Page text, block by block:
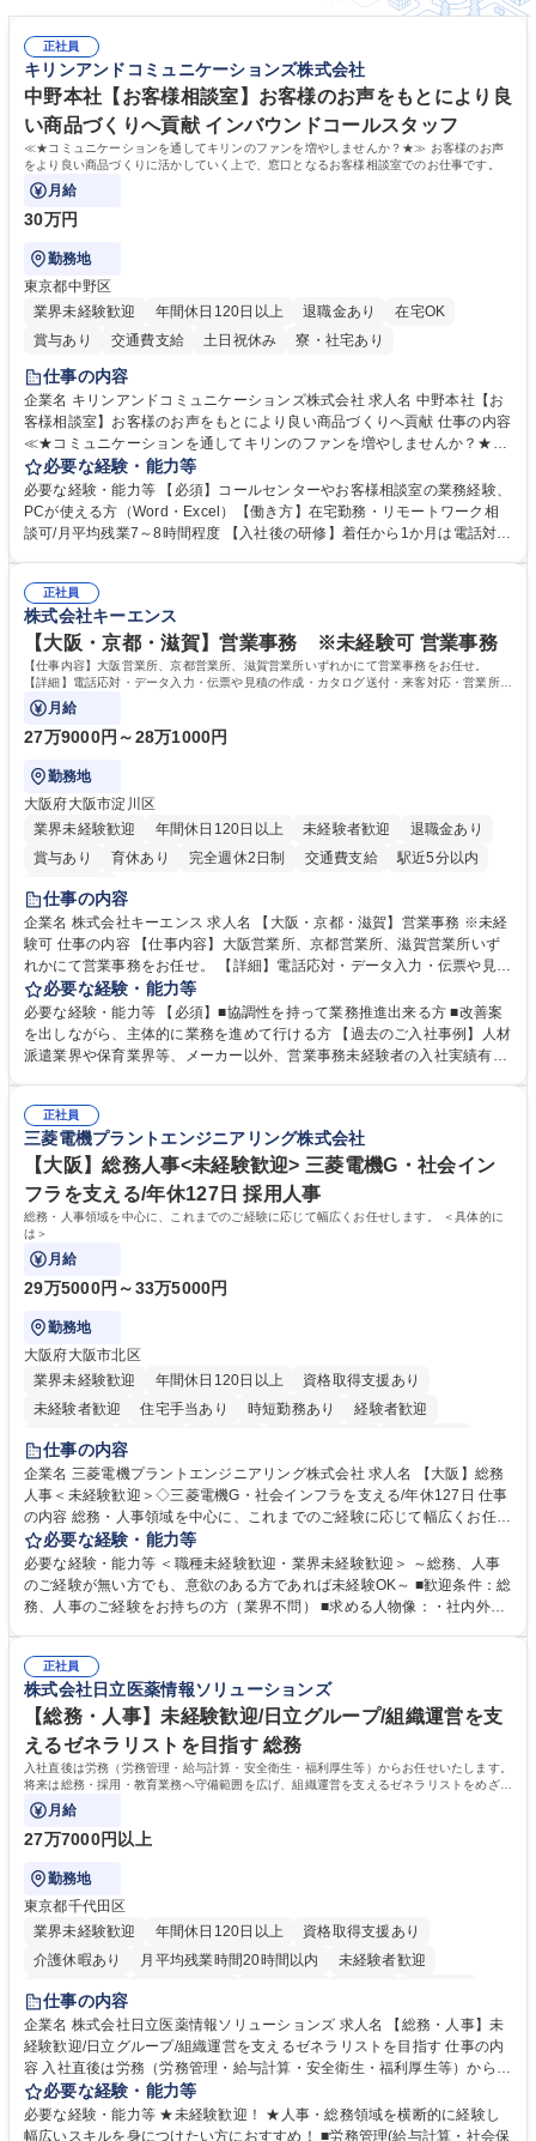
正社員
キリンアンドコミュニケーションズ株式会社
中野本社【お客様相談室】お客様のお声をもとにより良
い商品づくりへ貢献 インバウンドコールスタッフ
≪★コミュニケーションを通してキリンのファンを増やしませんか？★≫ お客様のお声
をより良い商品づくりに活かしていく上で、窓口となるお客様相談室でのお仕事です。
月給
30万円
勤務地
東京都中野区
業界未経験歓迎
年間休日120日以上 退職金あり
在宅OK
賞与あり
交通費支給 土日祝休み 寮・社宅あり
仕事の内容
企業名 キリンアンドコミュニケーションズ株式会社 求人名 中野本社【お
客様相談室】お客様のお声をもとにより良い商品づくりへ貢献 仕事の内容
≪★コミュニケーションを通してキリンのファンを増やしませんか？★≫
お客様のお声をより良い商品づくりに活かしていく上で、窓口となるお客
様相談室でのお仕事です。 日々お客様からいただくキリングループへのご
意見を、企業活動に活かしています。お客様からの声に迅速かつ誠意をも
って対応、情報提供するとともにグループ内活動に反映しています。 【具
平均100件前後■メール・手紙：同上40件前後 募集職種 中野本社【お客様
相談室】お客様のお声をもとにより良い商品づくりへ貢献
必要な経験・能力等
必要な経験・能力等 【必須】コールセンターやお客様相談室の業務経験、
PCが使える方（Word・Excel）【働き方】在宅勤務・リモートワーク相
談可/月平均残業7～8時間程度 【入社後の研修】着任から1か月は電話対応
すのでご安心ください。 【当社について】キリングループの広報機能を担
う会社として、お客様との出会いを大切にし、磨き上げたホスピタリティ
を込めてコミュニケーションをとりながら広報関連業務を行っておりま
す。 学歴・資格 学歴：大学院 大学 高専 短大 専修学校 高校 語学力： 資
格：
正社員
株式会社キーエンス
【大阪・京都・滋賀】営業事務 ※未経験可 営業事務
【仕事内容】大阪営業所、京都営業所、滋賀営業所いずれかにて営業事務をお任せ。
【詳細】電話応対・データ入力・伝票や見積の作成・カタログ送付・来客対応・営業所内
で発生する事務業務や業務改善をお任せ。
月給
27万9000円～28万1000円
勤務地
大阪府大阪市淀川区
業界未経験歓迎
年間休日120日以上 未経験者歓迎
退職金あり
賞与あり
育休あり 完全週休2日制 交通費支給
駅近5分以内
土日祝休み
仕事の内容
企業名 株式会社キーエンス 求人名 【大阪・京都・滋賀】営業事務 ※未経
験可 仕事の内容 【仕事内容】大阪営業所、京都営業所、滋賀営業所いず
れかにて営業事務をお任せ。 【詳細】電話応対・データ入力・伝票や見積
の作成・カタログ送付・来客対応・営業所内で発生する事務業務や業務改
善をお任せ。 【教育制度】ご入社後、育成担当とペアになりながらOJTに
て業務を覚えていただくことが可能です。業務システムがきちんと構築さ
れているため、スムーズに仕事に慣れることができる環境です。また、
募集職種 【大阪・京都・滋賀】営業事務 ※未経験可
必要な経験・能力等
必要な経験・能力等 【必須】■協調性を持って業務推進出来る方 ■改善案
を出しながら、主体的に業務を進めて行ける方 【過去のご入社事例】人材
派遣業界や保育業界等、メーカー以外、営業事務未経験者の入社実績有
えて、お客様や社員の状況に合わせ、能動的なサポート、改善の動きも期
待され。組織を支えるスペシャリストとして、チームに貢献し、結果的に
社員から頼られる存在になることができます。平均19:30の退勤以降の業
務の持ち帰りも禁止されており、メリハリのある働き方となります。 学
歴・資格 学歴：大学院 大学 高専 短大 語学力： 資格：
正社員
三菱電機プラントエンジニアリング株式会社
【大阪】総務人事<未経験歓迎> 三菱電機G・社会イン
フラを支える/年休127日 採用人事
総務・人事領域を中心に、これまでのご経験に応じて幅広くお任せします。 ＜具体的に
は＞
月給
29万5000円～33万5000円
勤務地
大阪府大阪市北区
業界未経験歓迎
年間休日120日以上
資格取得支援あり
未経験者歓迎
住宅手当あり 時短勤務あり
経験者歓迎
退職金あり
駅近5分以内
土日祝休み 服装自由 寮・社宅あり 食事補助あり
仕事の内容
企業名 三菱電機プラントエンジニアリング株式会社 求人名 【大阪】総務
人事＜未経験歓迎＞◇三菱電機G・社会インフラを支える/年休127日 仕事
の内容 総務・人事領域を中心に、これまでのご経験に応じて幅広くお任せ
します。 ＜具体的には＞ ・総務/人事労務（給与・社保・勤怠管理など）
・採用・教育研修 ・福利厚生運用 など ※基本的には事務所勤務ですが、
採用や教育等の業務内容により、関西圏以外への日帰り・宿泊を伴う国内
出張もございます。 ※担当業務を持ちつつ、お互いに助け合いながら、総
必要な経験・能力等
必要な経験・能力等 ＜職種未経験歓迎・業界未経験歓迎＞ ～総務、人事
のご経験が無い方でも、意欲のある方であれば未経験OK～ ■歓迎条件：総
務、人事のご経験をお持ちの方（業界不問） ■求める人物像：・社内外の
正社員
株式会社日立医薬情報ソリューションズ
【総務・人事】未経験歓迎/日立グループ/組織運営を支
えるゼネラリストを目指す 総務
入社直後は労務（労務管理・給与計算・安全衛生・福利厚生等）からお任せいたします。
将来は総務・採用・教育業務へ守備範囲を広げ、組織運営を支えるゼネラリストをめざせ
ます。
月給
27万7000円以上
勤務地
東京都千代田区
業界未経験歓迎
年間休日120日以上
資格取得支援あり
介護休暇あり
月平均残業時間20時間以内
未経験者歓迎
住宅手当あり
育休あり
完全週休2日制 交通費支給 土日祝休み 寮・社宅あり
仕事の内容
企業名 株式会社日立医薬情報ソリューションズ 求人名 【総務・人事】未
経験歓迎/日立グループ/組織運営を支えるゼネラリストを目指す 仕事の内
容 入社直後は労務（労務管理・給与計算・安全衛生・福利厚生等）からお
任せいたします。将来は総務・採用・教育業務へ守備範囲を広げ、組織運
営を支えるゼネラリストをめざせます。 ・初期業務：労働時間管理、給与
計算、社会保険対応、福利厚生管理、安全衛生、健康経営推進等をお任せ
必要な経験・能力等
必要な経験・能力等 ★未経験歓迎！ ★人事・総務領域を横断的に経験し
幅広いスキルを身につけたい方におすすめ！ ■労務管理(給与計算・社会保